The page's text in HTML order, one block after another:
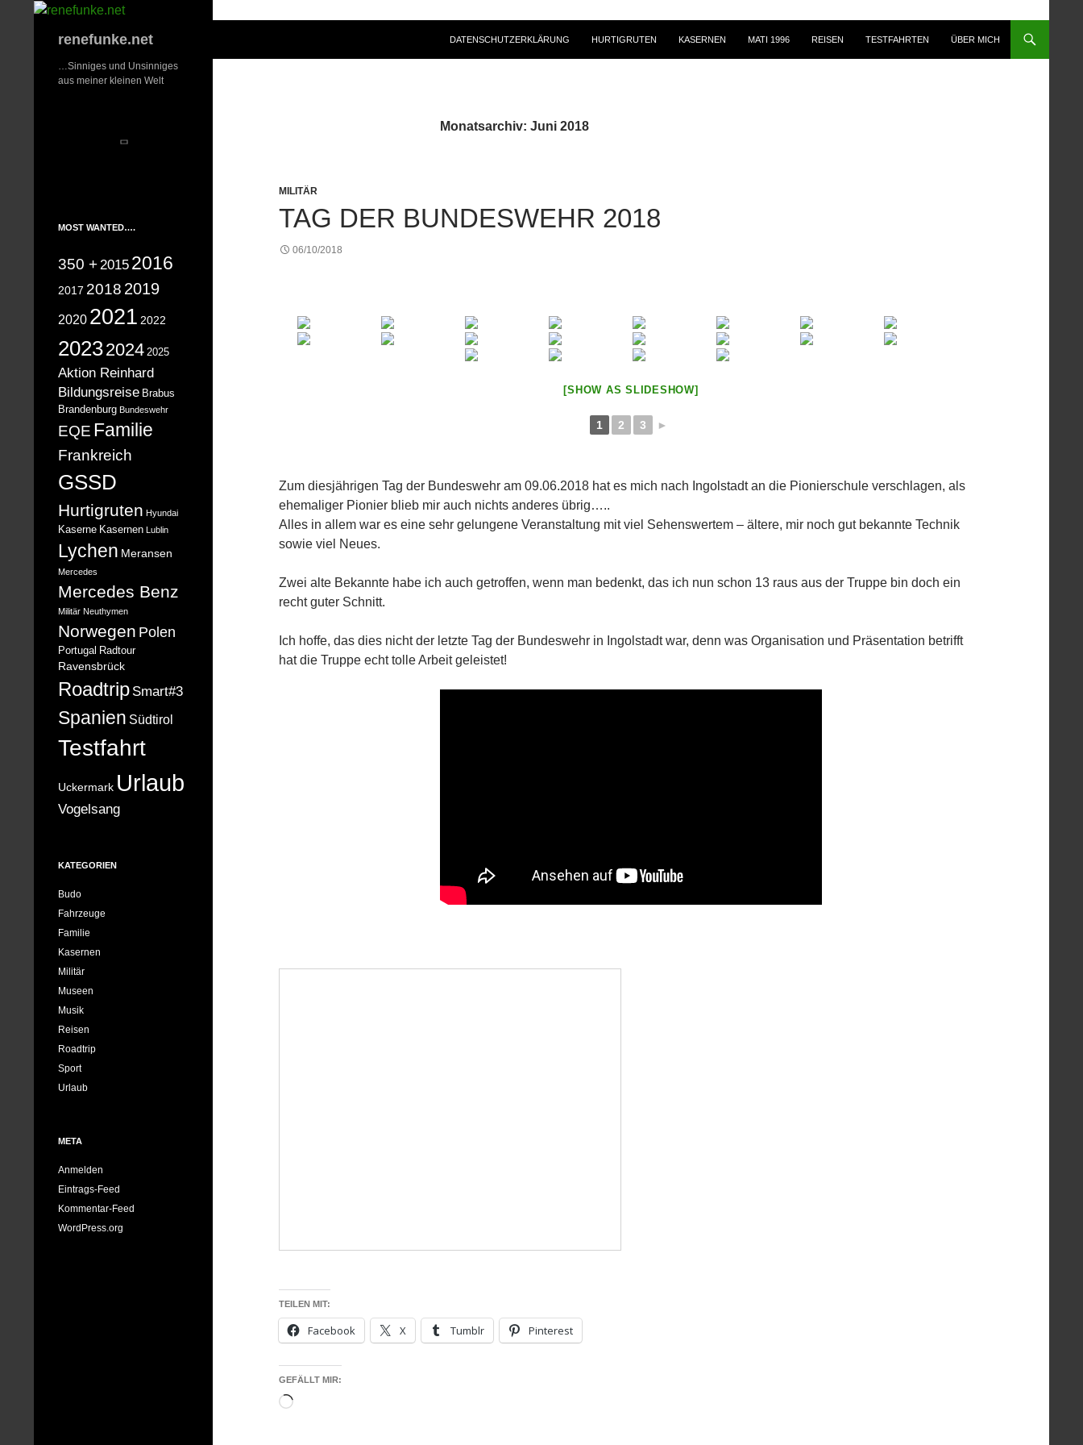
renefunke.net DATENSCHUTZERKLÄRUNG HURTIGRUTEN KASERNEN MATI 1996 REISEN TESTFAHRTEN ÜBER MICH
Monatsarchiv: Juni 2018
MILITÄR
TAG DER BUNDESWEHR 2018
06/10/2018
[SHOW AS SLIDESHOW]
1 2 3 ►
Zum diesjährigen Tag der Bundeswehr am 09.06.2018 hat es mich nach Ingolstadt an die Pionierschule verschlagen, als
ehemaliger Pionier blieb mir auch nichts anderes übrig…..
Alles in allem war es eine sehr gelungene Veranstaltung mit viel Sehenswertem – ältere, mir noch gut bekannte Technik
sowie viel Neues.
Zwei alte Bekannte habe ich auch getroffen, wenn man bedenkt, das ich nun schon 13 raus aus der Truppe bin doch ein
recht guter Schnitt.
Ich hoffe, das dies nicht der letzte Tag der Bundeswehr in Ingolstadt war, denn was Organisation und Präsentation betrifft
hat die Truppe echt tolle Arbeit geleistet!
TEILEN MIT:
Facebook X Tumblr Pinterest
GEFÄLLT MIR:
Wird
…Sinniges und Unsinniges
aus meiner kleinen Welt
MOST WANTED….
350 + 2015 2016
2017 2018 2019
2020 2021 2022
20232024 2025
Aktion Reinhard
Bildungsreise Brabus
Brandenburg Bundeswehr
EQE Familie
Frankreich
GSSD
Hurtigruten Hyundai
Kaserne Kasernen Lublin
Lychen Meransen
Mercedes
Mercedes Benz
Militär Neuthymen
Norwegen Polen
Portugal Radtour
Ravensbrück
Roadtrip Smart#3
Spanien Südtirol
Testfahrt
Uckermark Urlaub
Vogelsang
KATEGORIEN
Budo
Fahrzeuge
Familie
Kasernen
Militär
Museen
Musik
Reisen
Roadtrip
Sport
Urlaub
META
Anmelden
Eintrags-Feed
Kommentar-Feed
WordPress.org